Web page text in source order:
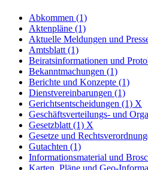
Abkommen (1)
Aktenpläne (1)
Aktuelle Meldungen und
Amtsblatt (1)
Beiratsinformationen und
Bekanntmachungen (1)
Berichte und Konzepte (1)
Dienstvereinbarungen (1)
Gerichtsentscheidungen (1) X
Geschäftsverteilungs- und
Gesetzblatt (1) X
Gesetze und
Gutachten (1)
Informationsmaterial und
Karten, Pläne und Geo-